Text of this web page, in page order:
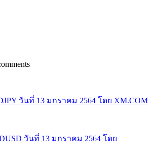
วันที่ 13 มกราคม 2564 โดย XM.COM
วันที่ 13 มกราคม 2564 โดย